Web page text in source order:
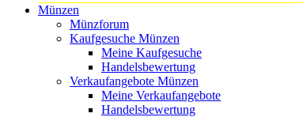
Münzen
Münzforum
Kaufgesuche Münzen
Meine Kaufgesuche
Handelsbewertung
Verkaufangebote Münzen
Meine Verkaufangebote
Handelsbewertung